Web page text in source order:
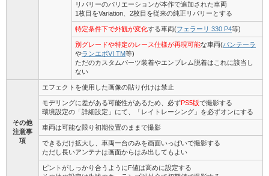
リバリーのバリエーションが本作で追加された車両
1枚目をVariation、2枚目を従来の純正リバリーとする
特定条件下で外観が変化する車両(フェラーリ 330 P4等)
別グレードや特定のレース仕様が再現可能な車両(パンテーラ
やランエボVI TM等)
ただのカスタムパーツ装着やエンブレム脱着はこれに該当し
ない
その他
注意事
項
エフェクトを使用した画像の貼り付けは禁止
モデリングに差がある可能性があるため、必ずPS5版で撮影する
環境設定の「詳細設定」にて、「レイトレーシング」を必ずオンにする
車両は可能な限り初期位置のままで撮影
できるだけ拡大し、車両一台のみを画面いっぱいで撮影する
ただし長いアンテナは画面からはみ出してもよい
ピントがしっかり合うようにF値は高めに設定する